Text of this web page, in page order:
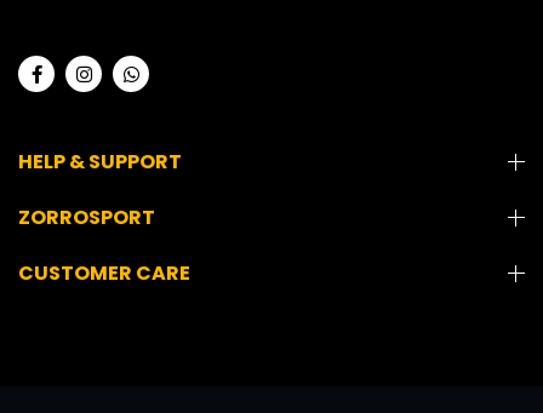
HELP & SUPPORT
ZORROSPORT
CUSTOMER CARE